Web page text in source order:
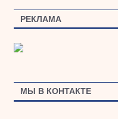
РЕКЛАМА
МЫ В КОНТАКТЕ